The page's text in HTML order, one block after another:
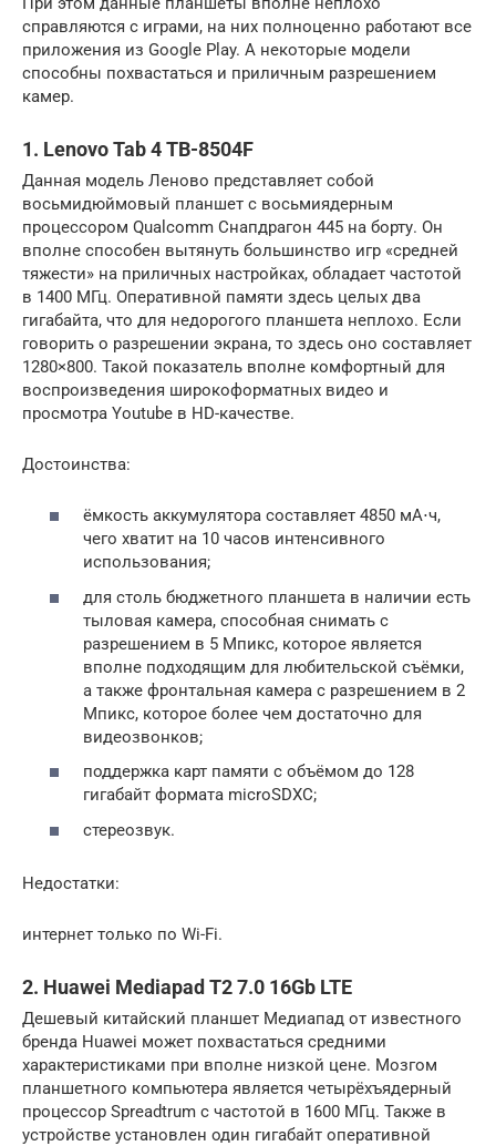
справляются с играми, на них полноценно работают все
приложения из Google Play. А некоторые модели
способны похвастаться и приличным разрешением
камер.
1. Lenovo Tab 4 TB-8504F
Данная модель Леново представляет собой
восьмидюймовый планшет с восьмиядерным
процессором Qualcomm Снапдрагон 445 на борту. Он
вполне способен вытянуть большинство игр «средней
тяжести» на приличных настройках, обладает частотой
в 1400 МГц. Оперативной памяти здесь целых два
гигабайта, что для недорогого планшета неплохо. Если
говорить о разрешении экрана, то здесь оно составляет
1280×800. Такой показатель вполне комфортный для
воспроизведения широкоформатных видео и
просмотра Youtube в HD-качестве.
Достоинства:
ёмкость аккумулятора составляет 4850 мА⋅ч,
чего хватит на 10 часов интенсивного
использования;
для столь бюджетного планшета в наличии есть
тыловая камера, способная снимать с
разрешением в 5 Мпикс, которое является
вполне подходящим для любительской съёмки,
а также фронтальная камера с разрешением в 2
Мпикс, которое более чем достаточно для
видеозвонков;
поддержка карт памяти с объёмом до 128
гигабайт формата microSDXC;
стереозвук.
Недостатки:
интернет только по Wi-Fi.
2. Huawei Mediapad T2 7.0 16Gb LTE
Дешевый китайский планшет Медиапад от известного
бренда Huawei может похвастаться средними
характеристиками при вполне низкой цене. Мозгом
планшетного компьютера является четырёхъядерный
процессор Spreadtrum с частотой в 1600 МГц. Также в
устройстве установлен один гигабайт оперативной